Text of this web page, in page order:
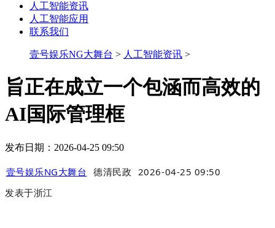
人工智能资讯
人工智能应用
联系我们
壹号娱乐NG大舞台 > 人工智能资讯 >
旨正在成立一个包涵而高效的
AI国际管理框
发布日期：2026-04-25 09:50
壹号娱乐NG大舞台 德清民政 2026-04-25 09:50
发表于浙江